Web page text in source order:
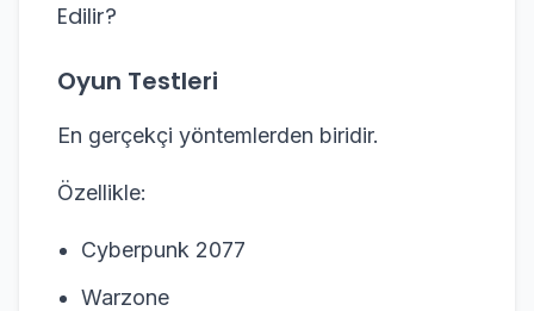
Edilir?
Oyun Testleri
En gerçekçi yöntemlerden biridir.
Özellikle:
Cyberpunk 2077
Warzone